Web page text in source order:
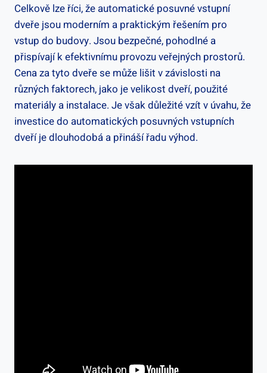
Celkově lze říci, že automatické ‍posuvné vstupní‍
dveře jsou moderním⁤ a praktickým řešením ⁢pro
vstup do budovy.⁢ Jsou ⁤bezpečné, pohodlné a⁢
přispívají k efektivnímu provozu veřejných‌ prostorů.
Cena ⁣za⁤ tyto ⁣dveře‍ se může lišit v závislosti na‍
různých faktorech, jako je velikost‍ dveří,​ použité
materiály a instalace. Je⁣ však důležité ⁢vzít v úvahu,⁣ že
investice do automatických posuvných vstupních
dveří je dlouhodobá a⁤ přináší řadu výhod.